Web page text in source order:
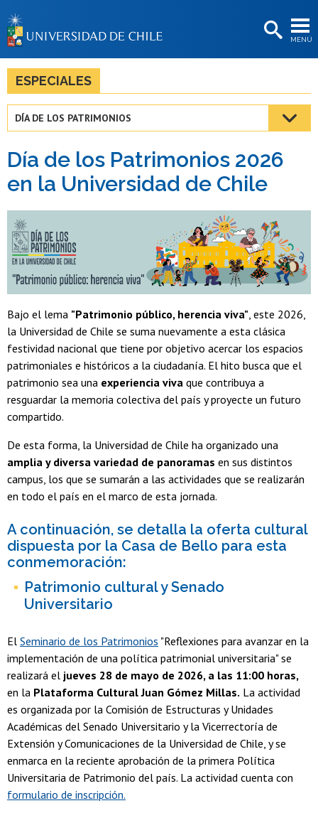
MENÚ
BIBLIOTECAS
Estudiantes
Académicas/os
Funcionarias/os
ESPECIALES
DÍA DE LOS PATRIMONIOS
Día de los Patrimonios 2026
en la Universidad de Chile
Bajo el lema "Patrimonio público, herencia viva", este 2026,
la Universidad de Chile se suma nuevamente a esta clásica
festividad nacional que tiene por objetivo acercar los espacios
patrimoniales e históricos a la ciudadanía. El hito busca que el
patrimonio sea una experiencia viva que contribuya a
resguardar la memoria colectiva del país y proyecte un futuro
compartido.
De esta forma, la Universidad de Chile ha organizado una
amplia y diversa variedad de panoramas en sus distintos
campus, los que se sumarán a las actividades que se realizarán
en todo el país en el marco de esta jornada.
A continuación, se detalla la oferta cultural
dispuesta por la Casa de Bello para esta
conmemoración:
Patrimonio cultural y Senado
Universitario
El Seminario de los Patrimonios "Reflexiones para avanzar en la
implementación de una política patrimonial universitaria" se
realizará el jueves 28 de mayo de 2026, a las 11:00 horas,
en la Plataforma Cultural Juan Gómez Millas. La actividad
es organizada por la Comisión de Estructuras y Unidades
Académicas del Senado Universitario y la Vicerrectoría de
Extensión y Comunicaciones de la Universidad de Chile, y se
enmarca en la reciente aprobación de la primera Política
Universitaria de Patrimonio del país. La actividad cuenta con
formulario de inscripción.